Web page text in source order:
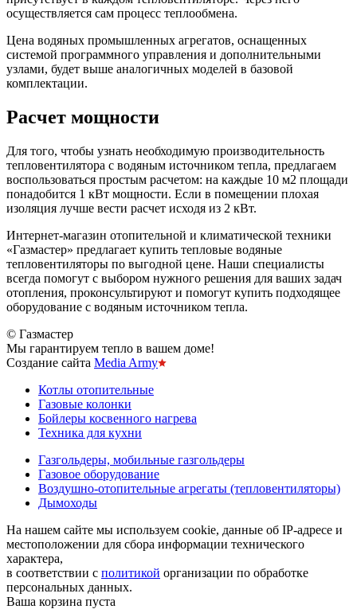
осуществляется сам процесс теплообмена.
Цена водяных промышленных агрегатов, оснащенных
системой программного управления и дополнительными
узлами, будет выше аналогичных моделей в базовой
комплектации.
Расчет мощности
Для того, чтобы узнать необходимую производительность
тепловентилятора с водяным источником тепла, предлагаем
воспользоваться простым расчетом: на каждые 10 м2 площади
понадобится 1 кВт мощности. Если в помещении плохая
изоляция лучше вести расчет исходя из 2 кВт.
Интернет-магазин отопительной и климатической техники
«Газмастер» предлагает купить тепловые водяные
тепловентиляторы по выгодной цене. Наши специалисты
всегда помогут с выбором нужного решения для ваших задач
отопления, проконсультируют и помогут купить подходящее
оборудование с водяным источником тепла.
© Газмастер
Мы гарантируем тепло в вашем доме!
Создание сайта Media Army
Котлы отопительные
Газовые колонки
Бойлеры косвенного нагрева
Техника для кухни
Газгольдеры, мобильные газгольдеры
Газовое оборудование
Воздушно-отопительные агрегаты (тепловентиляторы)
Дымоходы
На нашем сайте мы используем cookie, данные об IP-адресе и
местоположении для сбора информации технического
характера,
в соответствии с политикой организации по обработке
персональных данных.
Ваша корзина пуста